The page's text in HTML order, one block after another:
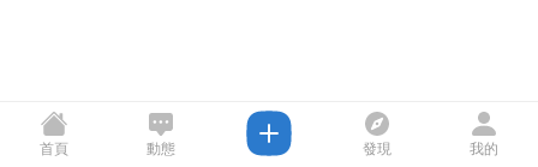
首頁 動態 發現 我的